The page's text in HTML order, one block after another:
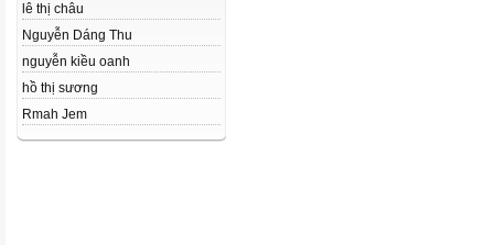
lê thị châu
Nguyễn Dáng Thu
nguyễn kiều oanh
hồ thị sương
Rmah Jem